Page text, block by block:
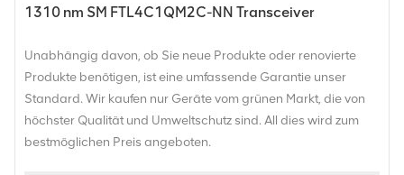
1310 nm SM FTL4C1QM2C-NN Transceiver
Unabhängig davon, ob Sie neue Produkte oder renovierte
Produkte benötigen, ist eine umfassende Garantie unser
Standard. Wir kaufen nur Geräte vom grünen Markt, die von
höchster Qualität und Umweltschutz sind. All dies wird zum
bestmöglichen Preis angeboten.